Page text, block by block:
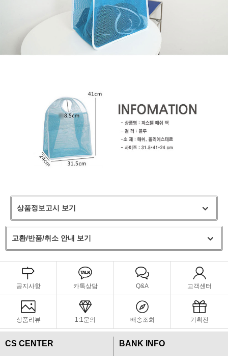
상품정보고시 보기
교환/반품/취소 안내 보기
공지사항 카톡상담 Q&A 고객센터
상품리뷰 1:1문의 배송조회 기획전
CS CENTER
BANK INFO